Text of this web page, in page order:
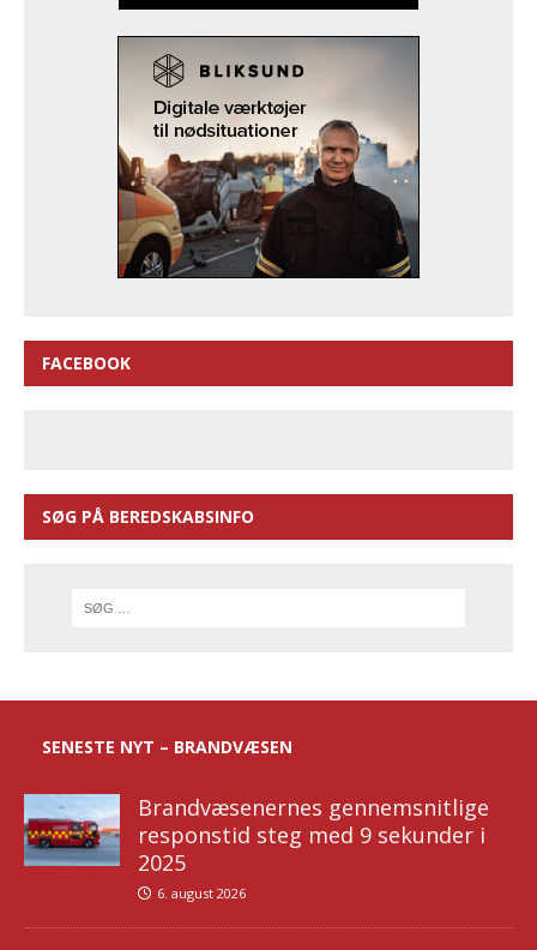
FACEBOOK
SØG PÅ BEREDSKABSINFO
SENESTE NYT – BRANDVÆSEN
Brandvæsenernes gennemsnitlige
responstid steg med 9 sekunder i
2025
6. august 2026